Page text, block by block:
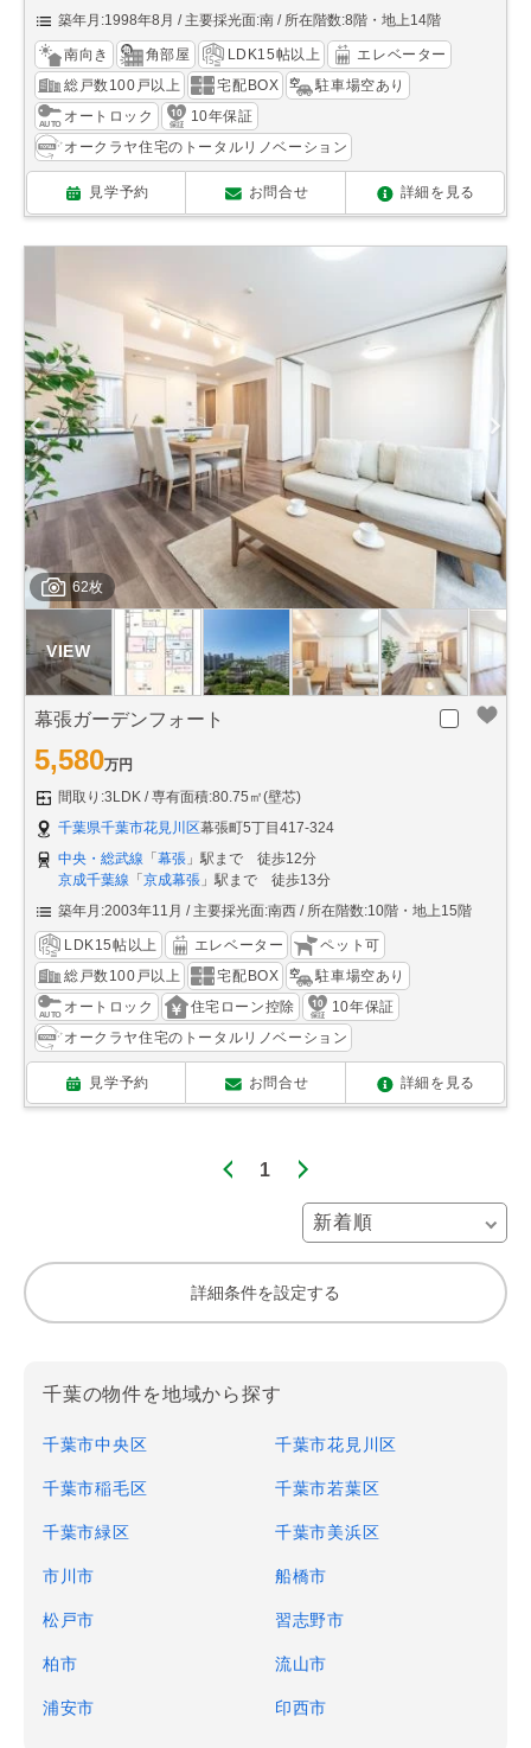
築年月:1998年8月
主要採光面:南 所在階数:8階・地上14階
南向き 角部屋 LDK15帖以上
エレベーター
総戸数100戸以上
宅配BOX
駐車場空あり
オートロック
10年保証
オークラヤ住宅のトータルリノベーション
見学予約 お問合せ 詳細を見る
62枚
幕張ガーデンフォート
5,580万円
間取り:3LDK
専有面積:80.75㎡(壁芯)
千葉県千葉市花見川区幕張町5丁目417-324
中央・総武線 「幕張 」駅まで 徒歩12分
京成千葉線 「京成幕張 」駅まで 徒歩13分
築年月:2003年11月
主要採光面:南西 所在階数:10階・地上15階
LDK15帖以上 エレベーター
ペット可
総戸数100戸以上
宅配BOX
駐車場空あり
オートロック
住宅ローン控除
10年保証
オークラヤ住宅のトータルリノベーション
見学予約 お問合せ 詳細を見る
1
詳細条件を設定する
千葉の物件を地域から探す
千葉市中央区 千葉市花見川区
千葉市稲毛区 千葉市若葉区
千葉市緑区 千葉市美浜区
市川市 船橋市
松戸市 習志野市
柏市 流山市
浦安市 印西市